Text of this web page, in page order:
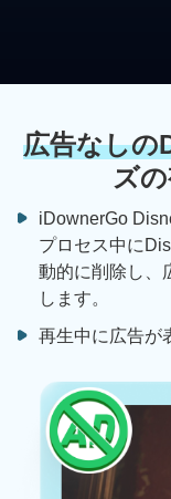
広告なしの
ズ
iDownerGo
プロセス中に
動的に削除し、
します。
再生中に広告が